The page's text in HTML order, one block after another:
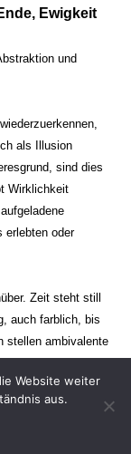
Ewigkeit
und
als Illusion
sind dies
Wirklichkeit
erlebten oder
Zeit steht still
auch farblich, bis
stellen ambivalente
bevölkerten
Moment der tiefe
Website weiter
aus.